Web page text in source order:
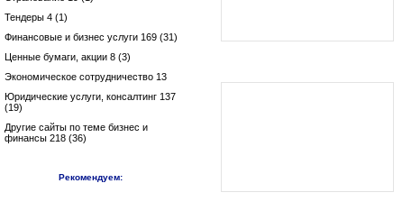
Тендеры 4 (1)
Финансовые и бизнес услуги 169 (31)
Ценные бумаги, акции 8 (3)
Экономическое сотрудничество 13
Юридические услуги, консалтинг 137
(19)
Другие сайты по теме бизнес и
финансы 218 (36)
Рекомендуем: